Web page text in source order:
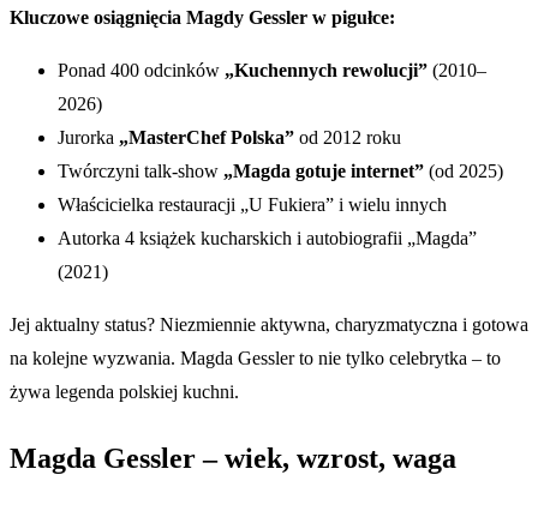
Kluczowe osiągnięcia Magdy Gessler w pigułce:
Ponad 400 odcinków „Kuchennych rewolucji” (2010–
2026)
Jurorka „MasterChef Polska” od 2012 roku
Twórczyni talk-show „Magda gotuje internet” (od 2025)
Właścicielka restauracji „U Fukiera” i wielu innych
Autorka 4 książek kucharskich i autobiografii „Magda”
(2021)
Jej aktualny status? Niezmiennie aktywna, charyzmatyczna i gotowa
na kolejne wyzwania. Magda Gessler to nie tylko celebrytka – to
żywa legenda polskiej kuchni.
Magda Gessler – wiek, wzrost, waga